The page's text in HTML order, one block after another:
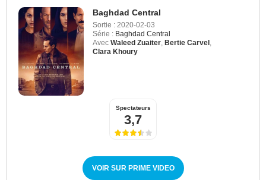
Baghdad Central
Sortie : 2020-02-03
Série : Baghdad Central
Avec Waleed Zuaiter, Bertie Carvel ,
Clara Khoury
Spectateurs
3,7
VOIR SUR PRIME VIDEO